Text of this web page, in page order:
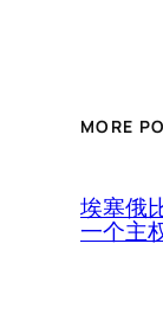
MORE
埃塞俄
一个主